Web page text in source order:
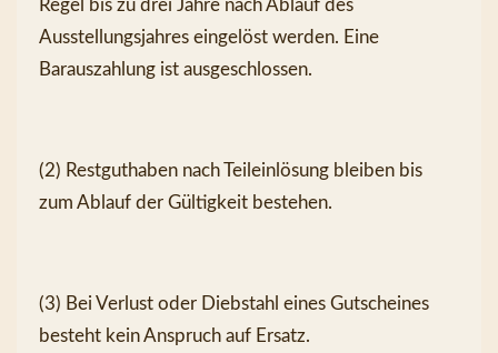
Regel bis zu drei Jahre nach Ablauf des
Ausstellungsjahres eingelöst werden. Eine
Barauszahlung ist ausgeschlossen.
(2) Restguthaben nach Teileinlösung bleiben bis
zum Ablauf der Gültigkeit bestehen.
(3) Bei Verlust oder Diebstahl eines Gutscheines
besteht kein Anspruch auf Ersatz.